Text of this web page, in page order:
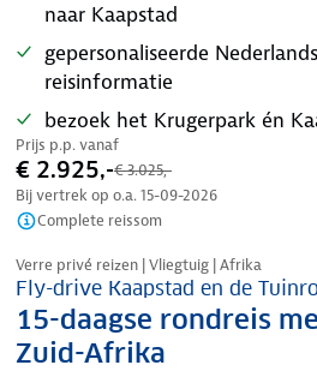
naar Kaapstad
gepersonaliseerde
reisinformatie
bezoek het Krugerpark én
Prijs p.p. vanaf
€ 2.925,-€ 3.025,-
Bij vertrek op o.a. 15-09-2026
Complete reissom
Nazomer korting
Verre privé reizen | Vliegtuig | Afrika
Fly-drive Kaapstad en de
15-daagse rondreis
Zuid-Afrika